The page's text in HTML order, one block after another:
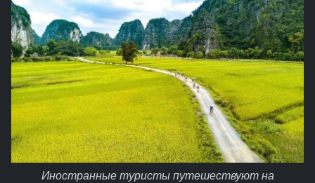
Иностранные туристы путешествуют на